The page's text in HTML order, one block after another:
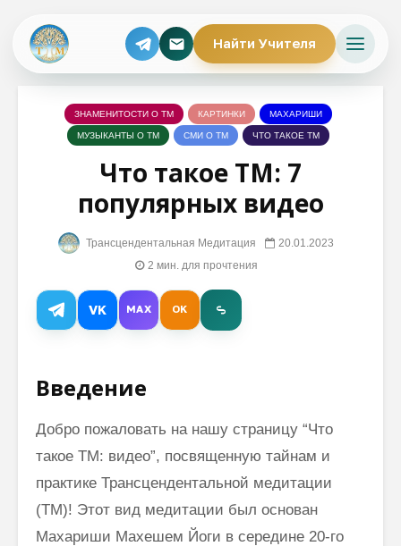
Найти Учителя
ЗНАМЕНИТОСТИ О ТМ КАРТИНКИ МАХАРИШИ
МУЗЫКАНТЫ О ТМ СМИ О ТМ ЧТО ТАКОЕ ТМ
Что такое ТМ: 7
популярных видео
Трансцендентальная Медитация
20.01.2023
2 мин. для прочтения
VK MAX OK
Введение
Добро пожаловать на нашу страницу “Что
такое ТМ: видео”, посвященную тайнам и
практике Трансцендентальной медитации
(ТМ)! Этот вид медитации был основан
Махариши Махешем Йоги в середине 20-го
Трансцендентальная
Медитация в
цитатах Махариши
Махариши